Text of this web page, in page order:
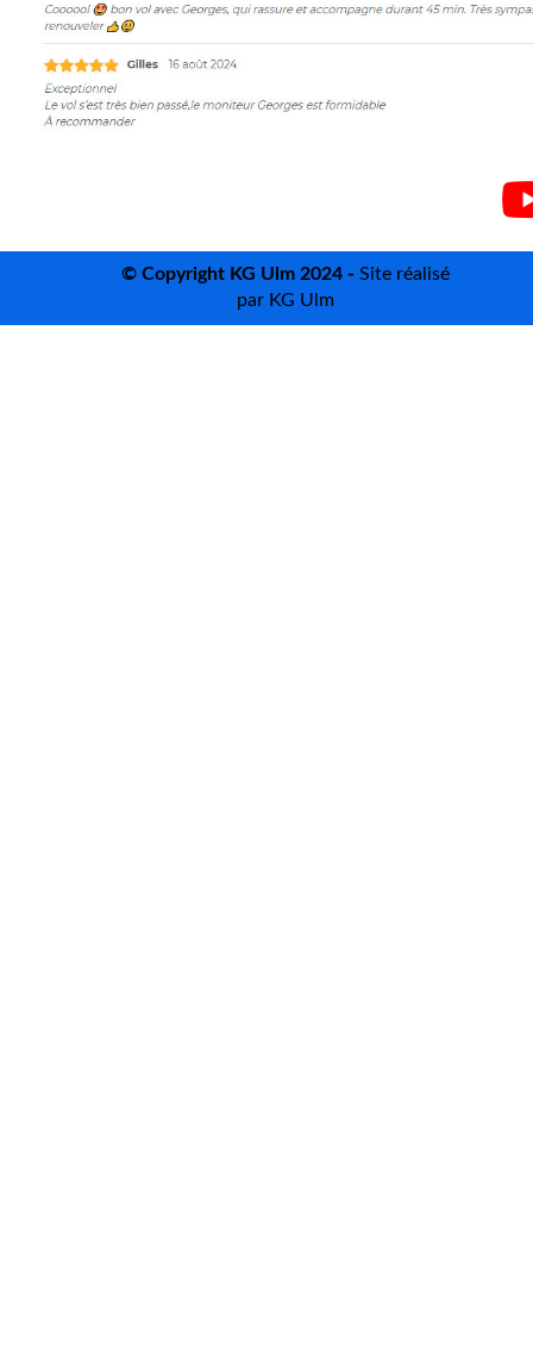
© Copyright KG Ulm 2024 - Site réalisé
par KG Ulm